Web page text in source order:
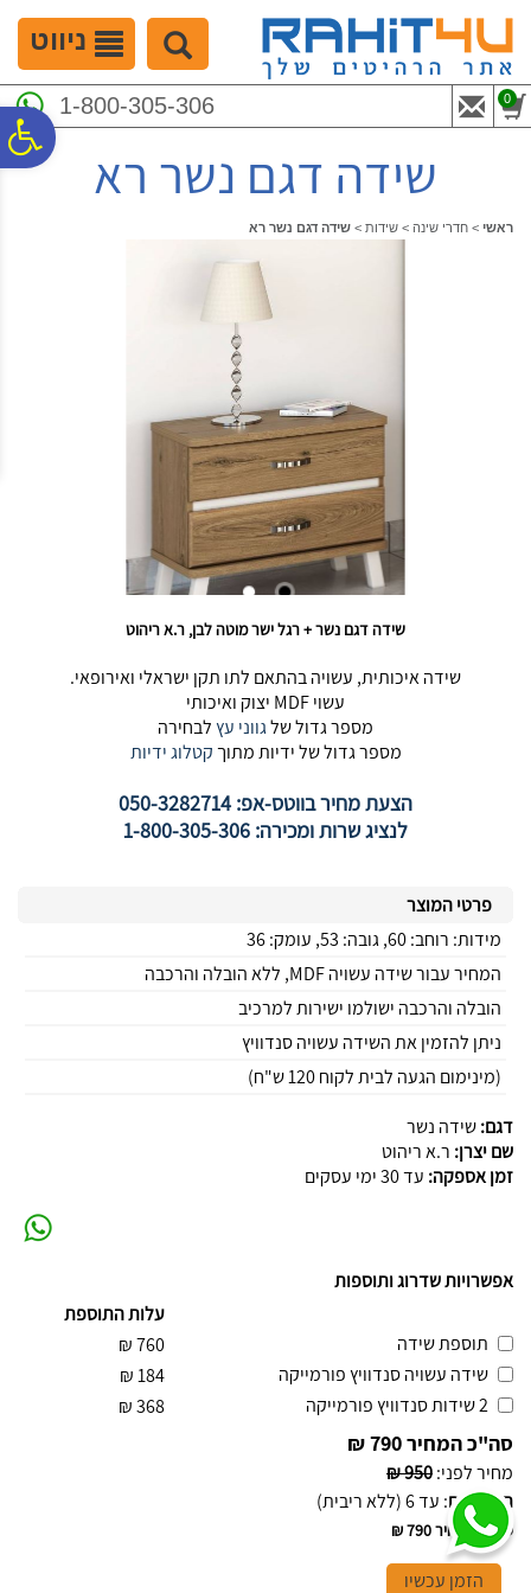
נגישות
המרכזי
ניווט
1-800-305-306 0
שידה דגם נשר רא
ראשי > חדרי שינה > שידות > שידה דגם נשר רא
שידה דגם נשר + רגל ישר מוטה לבן, ר.א ריהוט
שידה איכותית, עשויה בהתאם לתו תקן ישראלי ואירופאי.
עשוי MDF יצוק ואיכותי
מספר גדול שלגווני עץלבחירה
מספר גדול של ידיות מתוךקטלוג ידיות
הצעת מחיר בווטס-אפ: 050-3282714
לנציג שרות ומכירה: 1-800-305-306
פרטי המוצר
מידות: רוחב: 60, גובה: 53, עומק: 36
המחיר עבור שידה עשויה MDF, ללא הובלה והרכבה
הובלה והרכבה ישולמו ישירות למרכיב
ניתן להזמין את השידה עשויה סנדוויץ
(מינימום הגעה לבית לקוח 120 ש"ח)
דגם:שידה נשר
שם יצרן: ר.א ריהוט
זמן אספקה: עד 30 ימי עסקים
אפשרויות שדרוג ותוספות
עלות התוספת
תוספת שידה
760
₪
שידה עשויה סנדוויץ פורמייקה
184
₪
2 שידות סנדוויץ פורמייקה
368
₪
סה"כ המחיר790 ₪
מחיר לפני:
950 ₪
תשלומים: עד 6 (ללא ריבית)
סה"כ המחיר790 ₪
הזמן עכשיו